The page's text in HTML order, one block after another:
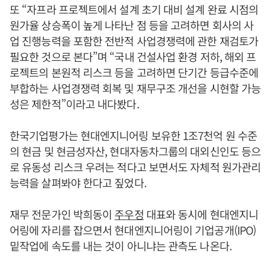
또 “자프라 프로젝트에서 설계 초기 대비 설계 완료 시점의
원가율 상승폭이 높게 나타난 점 등을 고려하면 회사의 사
업 진행능력을 포함한 전반적 사업경쟁력에 관한 재검토가
필요한 것으로 본다”며 “국내 건설사업 환경 저하, 해외 프
로젝트의 본원적 리스크 등을 고려하면 단기간 등급수준에
부합하는 사업경쟁력 회복 및 재무구조 개선을 시현할 가능
성은 제한적”이라고 내다봤다.
한국기업평가는 현대엔지니어링 보유한 1조7천억 원 수준
의 현금 및 현금성자산, 현대자동차그룹의 대외신인도 등으
로 유동성 리스크 우려는 적다고 보면서도 자체적 원가관리
능력을 살펴봐야 한다고 짚었다.
재무 전문가인 박희동이 주우정 대표와 동시에 현대엔지니
어링에 자리를 잡으면서 현대엔지니어링이 기업공개(IPO)
밑작업에 속도를 내는 것이 아니냐는 관측도 나온다.